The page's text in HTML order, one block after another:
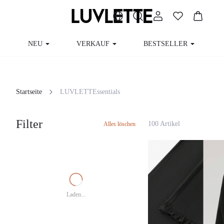
NEU VERKAUF BESTSELLER
Startseite LUVLETTEssentials
Filter Alles löschen
Laden...
100 Artikel